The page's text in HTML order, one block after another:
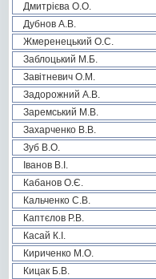
Дмитрієва О.О.
Дубнов А.В.
Жмеренецький О.С.
Заблоцький М.Б.
Завітневич О.М.
Задорожний А.В.
Заремський М.В.
Захарченко В.В.
Зуб В.О.
Іванов В.І.
Кабанов О.Є.
Кальченко С.В.
Каптєлов Р.В.
Касай К.І.
Кириченко М.О.
Кицак Б.В.